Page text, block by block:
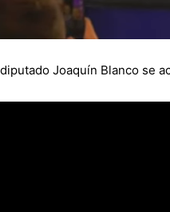
Joaquín Blanco se